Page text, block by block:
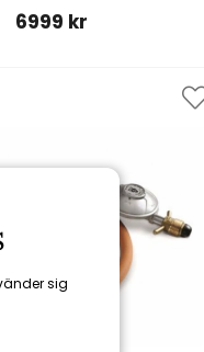
6999 kr
sig